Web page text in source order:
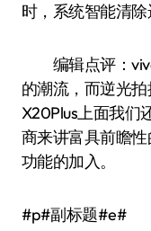
时，系统智能清除
编辑点评：vivo
的潮流，而逆光
X20Plus上面我们
商来讲富具前瞻
功能的加入。
#p#副标题#e#